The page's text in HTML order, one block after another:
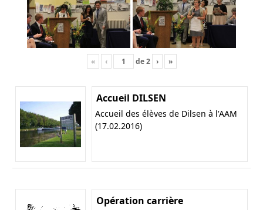
« ‹ de2 › »
Accueil DILSEN
Accueil des élèves de Dilsen à l'AAM
(17.02.2016)
Opération carrière